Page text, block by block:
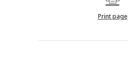
Print page